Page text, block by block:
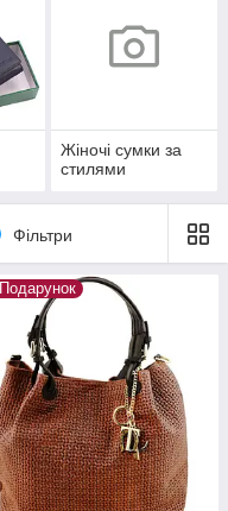
Жіночі сумки за
стилями
Фільтри
Подарунок